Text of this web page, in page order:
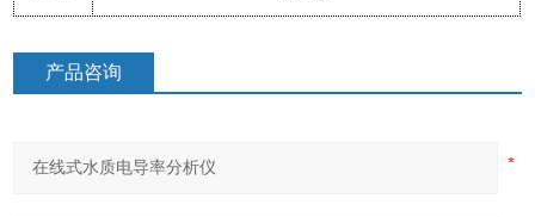
产品咨询